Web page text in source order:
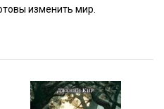
изменить мир.